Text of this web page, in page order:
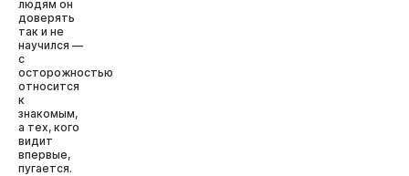
людям он
доверять
так и не
научился —
с
осторожностью
относится
к
знакомым,
а тех, кого
видит
впервые,
пугается.